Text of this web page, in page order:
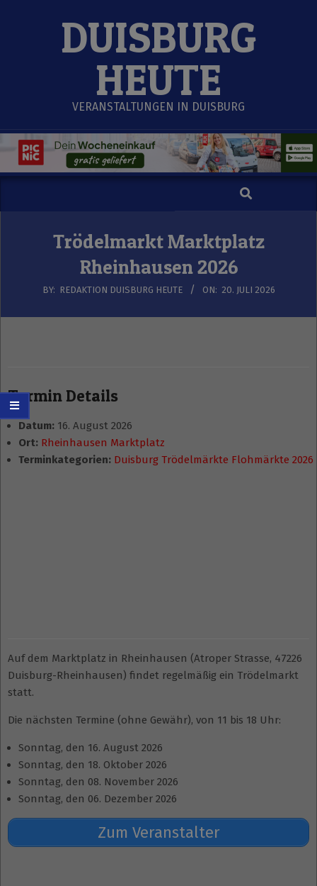
DUISBURG
HEUTE
VERANSTALTUNGEN IN DUISBURG
Search
Trödelmarkt Marktplatz
Rheinhausen 2026
BY: REDAKTION DUISBURG HEUTE ON: 20. JULI 2026
Termin Details
Datum: 16. August 2026
Ort: Rheinhausen Marktplatz
Terminkategorien: Duisburg Trödelmärkte Flohmärkte 2026
Auf dem Marktplatz in Rheinhausen (Atroper Strasse, 47226
Duisburg-Rheinhausen) findet regelmäßig ein Trödelmarkt
statt.
Die nächsten Termine (ohne Gewähr), von 11 bis 18 Uhr:
Sonntag, den 16. August 2026
Sonntag, den 18. Oktober 2026
Sonntag, den 08. November 2026
Sonntag, den 06. Dezember 2026
Zum Veranstalter